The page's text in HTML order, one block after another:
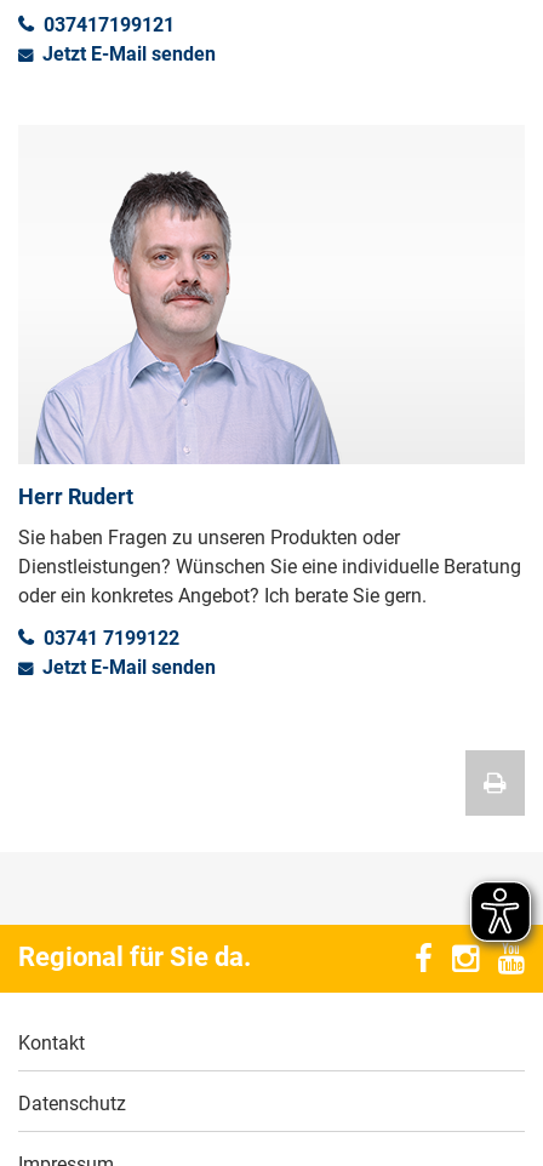
037417199121
Jetzt E-Mail senden
Herr Rudert
Sie haben Fragen zu unseren Produkten oder
Dienstleistungen? Wünschen Sie eine individuelle Beratung
oder ein konkretes Angebot? Ich berate Sie gern.
03741 7199122
Jetzt E-Mail senden
Regional für Sie da.
Kontakt
Datenschutz